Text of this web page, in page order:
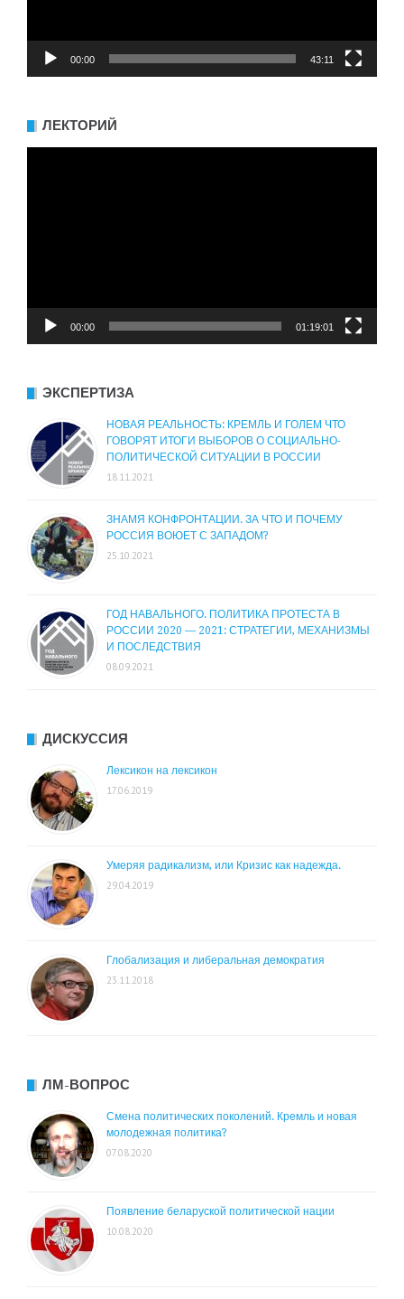
00:00 43:11
ЛЕКТОРИЙ
00:00 01:19:01
ЭКСПЕРТИЗА
НОВАЯ РЕАЛЬНОСТЬ: КРЕМЛЬ И ГОЛЕМ ЧТО
ГОВОРЯТ ИТОГИ ВЫБОРОВ О СОЦИАЛЬНО-
ПОЛИТИЧЕСКОЙ СИТУАЦИИ В РОССИИ
18.11.2021
ЗНАМЯ КОНФРОНТАЦИИ. ЗА ЧТО И ПОЧЕМУ
РОССИЯ ВОЮЕТ С ЗАПАДОМ?
25.10.2021
ГОД НАВАЛЬНОГО. ПОЛИТИКА ПРОТЕСТА В
РОССИИ 2020 — 2021: СТРАТЕГИИ, МЕХАНИЗМЫ
И ПОСЛЕДСТВИЯ
08.09.2021
ДИСКУССИЯ
Лексикон на лексикон
17.06.2019
Умеряя радикализм, или Кризис как надежда.
29.04.2019
Глобализация и либеральная демократия
23.11.2018
ЛМ-ВОПРОС
Смена политических поколений. Кремль и новая
молодежная политика?
07.08.2020
Появление беларуской политической нации
10.08.2020